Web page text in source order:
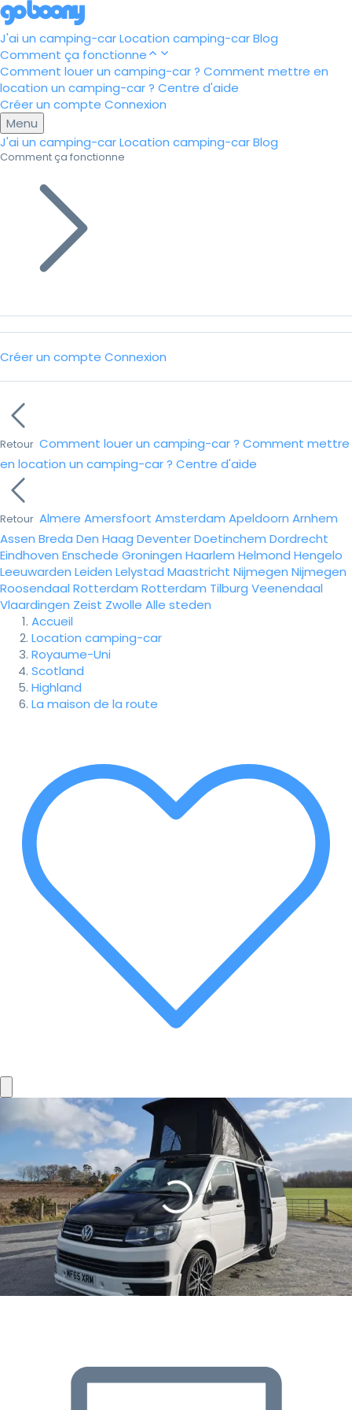
J'ai un camping-carLocation camping-carBlog
Comment ça fonctionne
Comment louer un camping-car ? Comment mettre en
location un camping-car ? Centre d'aide
Créer un compte Connexion
Menu
J'ai un camping-carLocation camping-carBlog
Comment ça fonctionne
Créer un compte Connexion
Retour Comment louer un camping-car ? Comment mettre
en location un camping-car ? Centre d'aide
Retour Almere Amersfoort Amsterdam Apeldoorn Arnhem
Assen Breda Den Haag DeventerDoetinchem Dordrecht
Eindhoven Enschede Groningen Haarlem Helmond Hengelo
Leeuwarden Leiden Lelystad Maastricht Nijmegen Nijmegen
Roosendaal Rotterdam Rotterdam Tilburg Veenendaal
Vlaardingen Zeist Zwolle Alle steden
Accueil
Location camping-car
Royaume-Uni
Scotland
Highland
La maison de la route